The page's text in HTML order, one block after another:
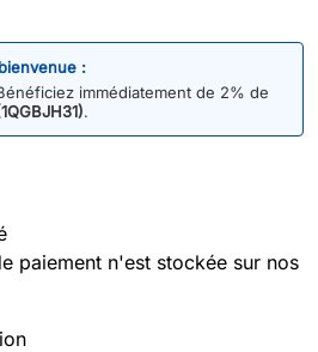
:
immédiatement de 2% de
.
paiement n'est stockée sur nos